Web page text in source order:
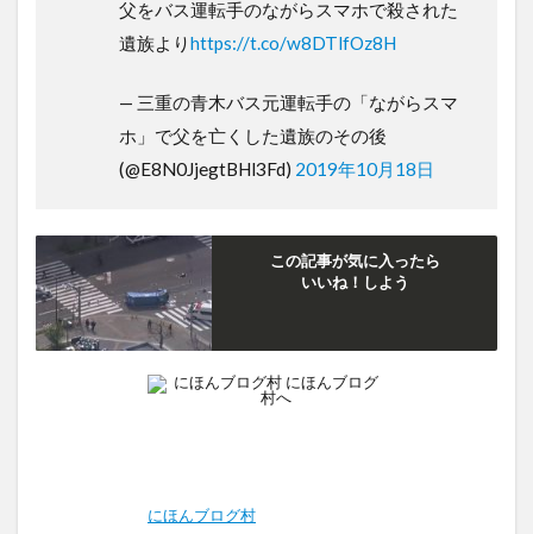
父をバス運転手のながらスマホで殺された
遺族よりhttps://t.co/w8DTlfOz8H
— 三重の青木バス元運転手の「ながらスマ
ホ」で父を亡くした遺族のその後
(@E8N0JjegtBHl3Fd) 2019年10月18日
この記事が気に入ったら
いいね！しよう
にほんブログ村